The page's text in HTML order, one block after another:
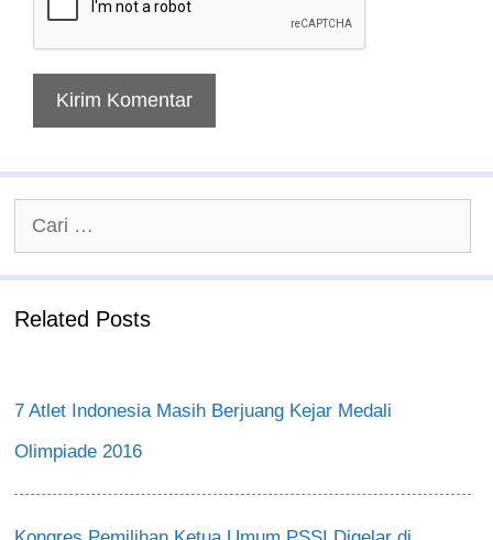
Cari
untuk:
Related Posts
7 Atlet Indonesia Masih Berjuang Kejar Medali
Olimpiade 2016